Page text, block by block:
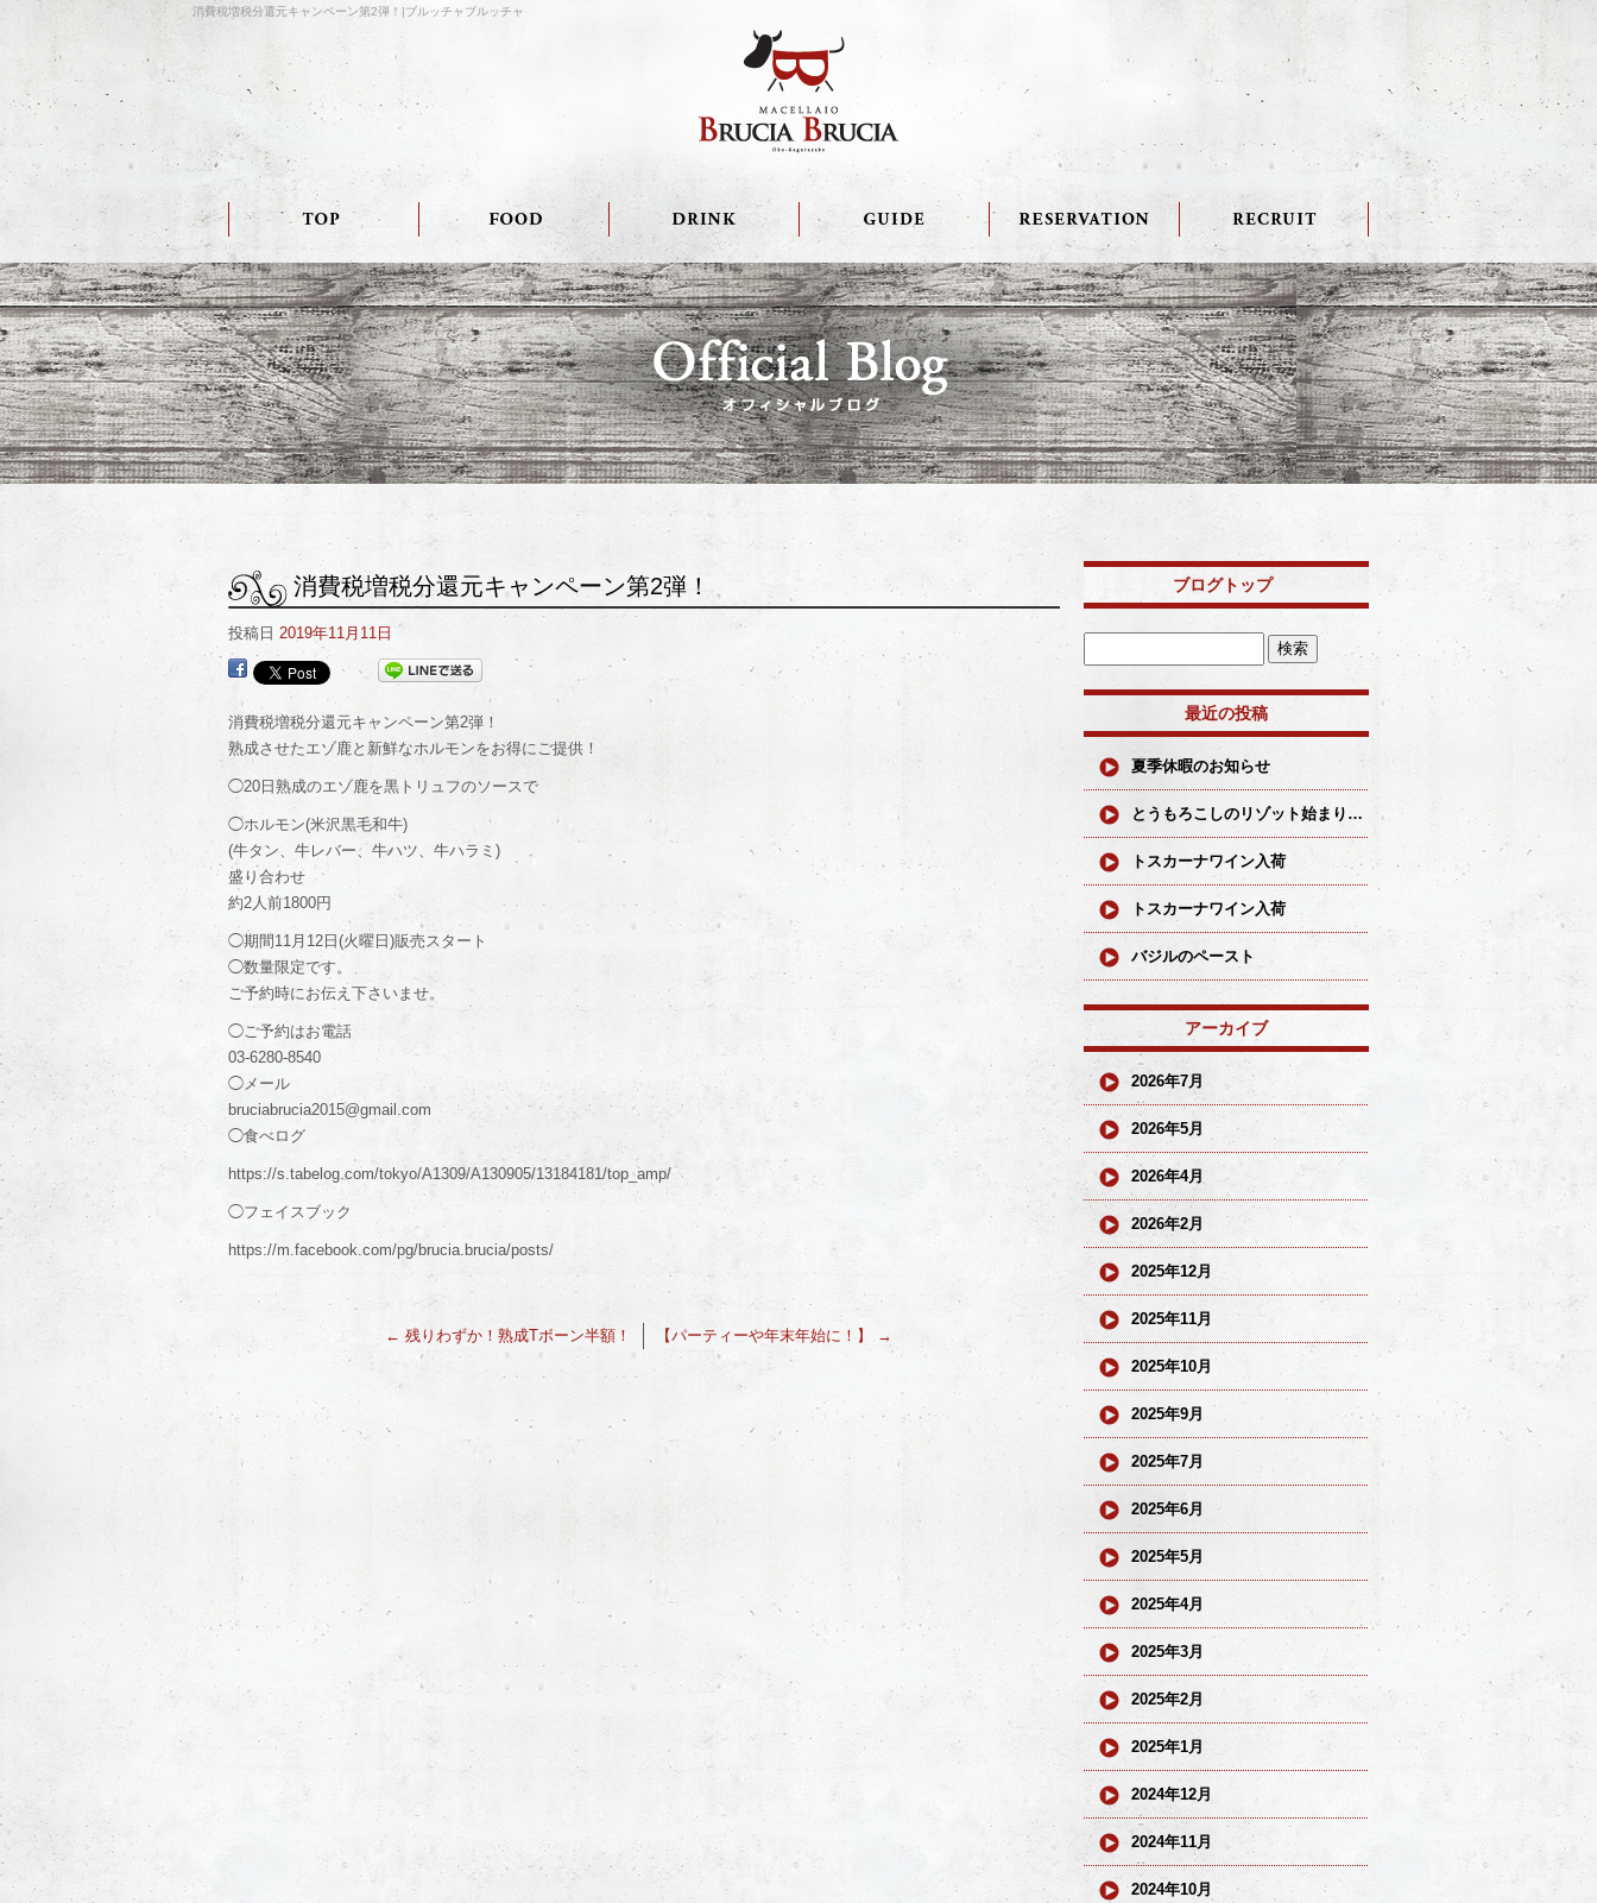
消費税増税分還元キャンペーン第2弾！|ブルッチャブルッチャ
消費税増税分還元キャンペーン第2弾！
投稿日 2019年11月11日
消費税増税分還元キャンペーン第2弾！
熟成させたエゾ鹿と新鮮なホルモンをお得にご提供！
◯20日熟成のエゾ鹿を黒トリュフのソースで
◯ホルモン(米沢黒毛和牛)
(牛タン、牛レバー、牛ハツ、牛ハラミ)
盛り合わせ
約2人前1800円
◯期間11月12日(火曜日)販売スタート
◯数量限定です。
ご予約時にお伝え下さいませ。
◯ご予約はお電話
03-6280-8540
◯メール
bruciabrucia2015@gmail.com
◯食べログ
https://s.tabelog.com/tokyo/A1309/A130905/13184181/top_amp/
◯フェイスブック
https://m.facebook.com/pg/brucia.brucia/posts/
← 残りわずか！熟成Tボーン半額！ 【パーティーや年末年始に！】 →
ブログトップ
最近の投稿
夏季休暇のお知らせ
とうもろこしのリゾット始まりました
トスカーナワイン入荷
トスカーナワイン入荷
バジルのペースト
アーカイブ
2026年7月
2026年5月
2026年4月
2026年2月
2025年12月
2025年11月
2025年10月
2025年9月
2025年7月
2025年6月
2025年5月
2025年4月
2025年3月
2025年2月
2025年1月
2024年12月
2024年11月
2024年10月